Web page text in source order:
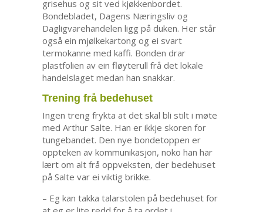
grisehus og sit ved kjøkkenbordet.
Bondebladet, Dagens Næringsliv og
Dagligvarehandelen ligg på duken. Her står
også ein mjølkekartong og ei svart
termokanne med kaffi. Bonden drar
plastfolien av ein fløyterull frå det lokale
handelslaget medan han snakkar.
Trening frå bedehuset
Ingen treng frykta at det skal bli stilt i møte
med Arthur Salte. Han er ikkje skoren for
tungebandet. Den nye bondetoppen er
oppteken av kommunikasjon, noko han har
lært om alt frå oppveksten, der bedehuset
på Salte var ei viktig brikke.
– Eg kan takka talarstolen på bedehuset for